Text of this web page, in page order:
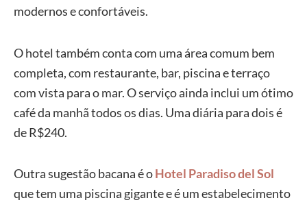
modernos e confortáveis.
O hotel também conta com uma área comum bem
completa, com restaurante, bar, piscina e terraço
com vista para o mar. O serviço ainda inclui um ótimo
café da manhã todos os dias. Uma diária para dois é
de R$240.
Outra sugestão bacana é oHotel Paradiso del Sol
que tem uma piscina gigante e é um estabelecimento